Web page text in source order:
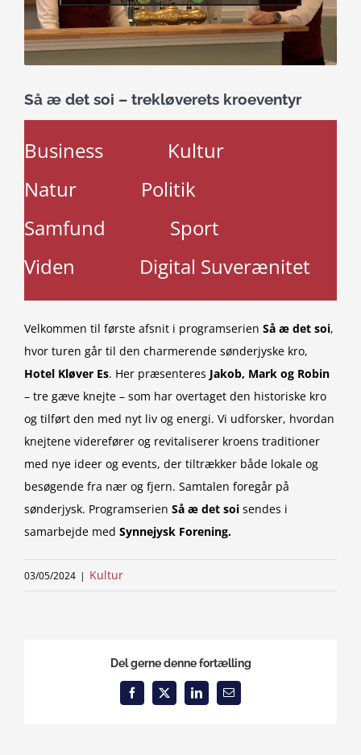
Så æ det soi – trekløverets kroeventyr
Business
Kultur
Natur
Politik
Samfund
Sport
Viden
Digital Suverænitet
Velkommen til første afsnit i programserien Så æ det soi,
hvor turen går til den charmerende sønderjyske kro,
Hotel Kløver Es. Her præsenteres Jakob, Mark og Robin
– tre gæve knejte – som har overtaget den historiske kro
og tilført den med nyt liv og energi. Vi udforsker, hvordan
knejtene viderefører og revitaliserer kroens traditioner
med nye ideer og events, der tiltrækker både lokale og
besøgende fra nær og fjern. Samtalen foregår på
sønderjysk. Programserien Så æ det soi sendes i
samarbejde med Synnejysk Forening.
03/05/2024 | Kultur
Del gerne denne fortælling
Facebook
X LinkedInEmail